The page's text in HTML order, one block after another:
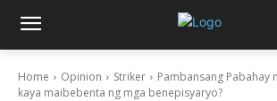
Home Opinion Striker
Pambansang Pabahay
kaya maibebenta ng mga benepisyaryo?